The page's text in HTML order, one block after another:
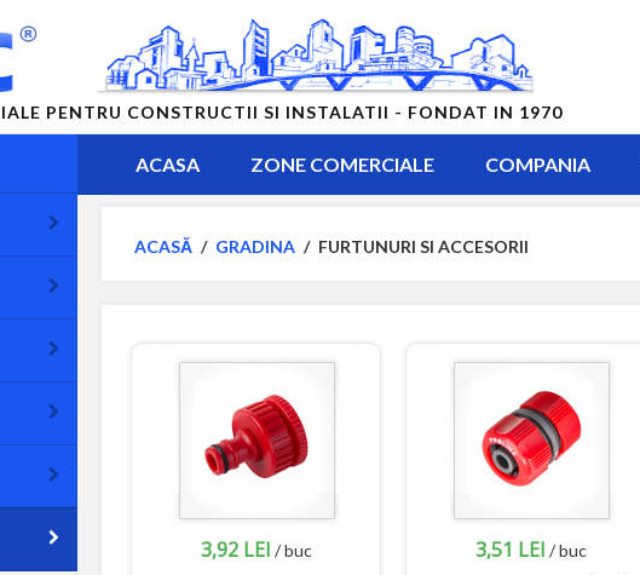
PENTRU CONSTRUCTII SI INSTALATII - FONDAT IN 1970
ACASA ZONE COMERCIALE COMPANIA
ACASĂ / GRADINA / FURTUNURI SI ACCESORII
3,92 LEI / buc
3,51 LEI / buc